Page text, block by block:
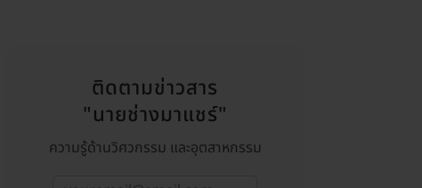
ติดตามข่าวสาร
"นายช่างมาแชร์"
ความรู้ด้านวิศวกรรม และอุตสาหกรรม